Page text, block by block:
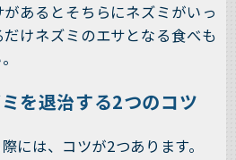
あるとそちらにネズミがいっ
けネズミのエサとなる食べも
を退治する2つのコツ
には、コツが2つあります。